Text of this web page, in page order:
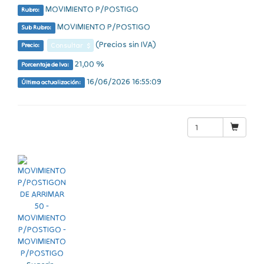
Rubro: MOVIMIENTO P/POSTIGO
Sub Rubro: MOVIMIENTO P/POSTIGO
Precio: Consultar $ (Precios sin IVA)
Porcentaje de Iva: 21,00 %
Última actualización: 16/06/2026 16:55:09